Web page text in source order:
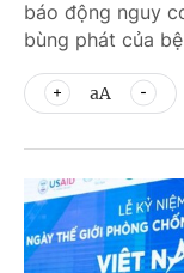
báo động nguy
bùng phát của
aA